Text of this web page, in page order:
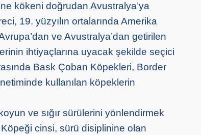
kökeni doğrudan Avustralya’ya
19. yüzyılın ortalarında Amerika
ve Avustralya’dan getirilen
ihtiyaçlarına uyacak şekilde seçici
Bask Çoban Köpekleri, Border
kullanılan köpeklerin
ve sığır sürülerini yönlendirmek
cinsi, sürü disiplinine olan